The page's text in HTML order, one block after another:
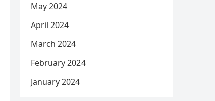
May 2024
April 2024
March 2024
February 2024
January 2024